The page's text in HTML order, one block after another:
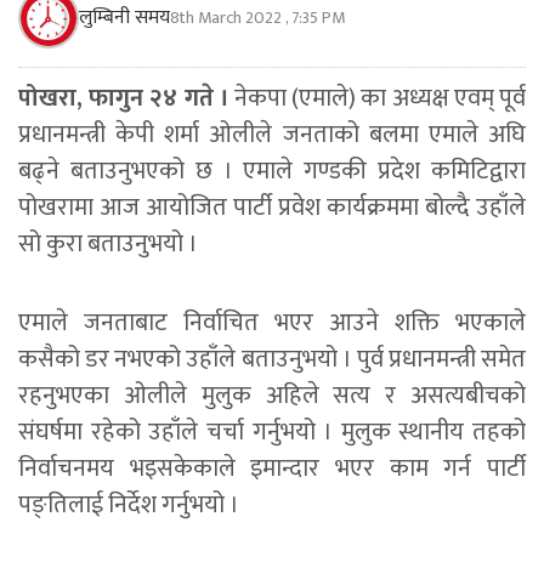
लुम्बिनी समय8th March 2022 , 7:35 PM
पोखरा, फागुन २४ गते । नेकपा (एमाले) का अध्यक्ष एवम् पूर्व
प्रधानमन्त्री केपी शर्मा ओलीले जनताको बलमा एमाले अघि
बढ्ने बताउनुभएको छ । एमाले गण्डकी प्रदेश कमिटिद्वारा
पोखरामा आज आयोजित पार्टी प्रवेश कार्यक्रममा बोल्दै उहाँले
सो कुरा बताउनुभयो ।
एमाले जनताबाट निर्वाचित भएर आउने शक्ति भएकाले
कसैको डर नभएको उहाँले बताउनुभयो । पुर्व प्रधानमन्त्री समेत
रहनुभएका ओलीले मुलुक अहिले सत्य र असत्यबीचको
संघर्षमा रहेको उहाँले चर्चा गर्नुभयो । मुलुक स्थानीय तहको
निर्वाचनमय भइसकेकाले इमान्दार भएर काम गर्न पार्टी
पङ्तिलाई निर्देश गर्नुभयो ।